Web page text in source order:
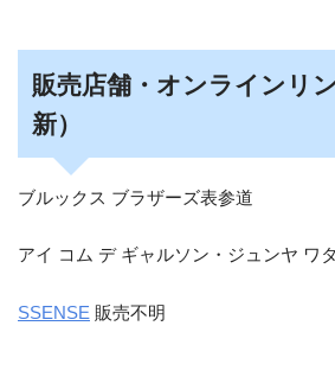
販売店舗・オンラインリ
新）
ブルックス ブラザーズ表参道
アイ コム デ ギャルソン・ジュンヤ ワ
SSENSE 販売不明